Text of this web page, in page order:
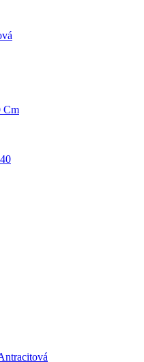
Cm